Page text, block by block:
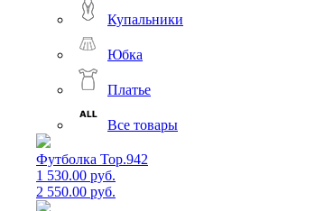
Купальники
Юбка
Платье
Все товары
Футболка Top.942
1 530.00 руб.
2 550.00 руб.